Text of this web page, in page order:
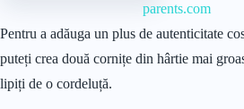
parents.com
Pentru a adăuga un plus de autenticitate
puteți crea două cornițe din hârtie mai
lipiți de o cordeluță.